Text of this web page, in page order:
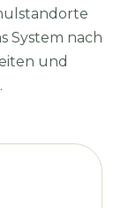
System nach
und